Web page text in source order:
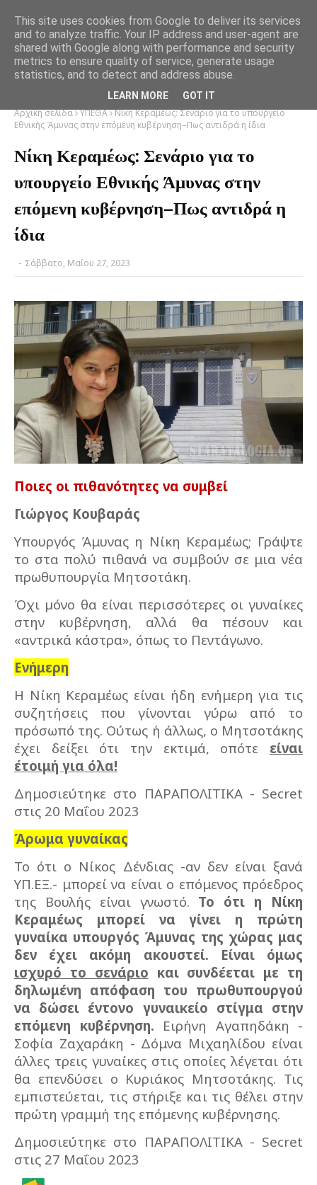
Αρχική σελίδα ΥΠΕΘΑ Νίκη Κεραμέως: Σενάριο για το υπουργείο
Εθνικής Άμυνας στην επόμενη κυβέρνηση–Πως αντιδρά η ίδια
Νίκη Κεραμέως: Σενάριο για το
υπουργείο Εθνικής Άμυνας στην
επόμενη κυβέρνηση–Πως αντιδρά η
ίδια
- Σάββατο, Μαΐου 27, 2023
Ποιες οι πιθανότητες να συμβεί
Γιώργος Κουβαράς
Υπουργός Άμυνας η Νίκη Κεραμέως; Γράψτε
το στα πολύ πιθανά να συμβούν σε μια νέα
πρωθυπουργία Μητσοτάκη.
Όχι µόνο θα είναι περισσότερες οι γυναίκες
στην κυβέρνηση, αλλά θα πέσουν και
«αντρικά κάστρα», όπως το Πεντάγωνο.
Ενήμερη
Η Νίκη Κεραμέως είναι ήδη ενήμερη για τις
συζητήσεις που γίνονται γύρω από το
πρόσωπό της. Ούτως ή άλλως, ο Μητσοτάκης
έχει δείξει ότι την εκτιμά, οπότε είναι
έτοιμή για όλα!
Δημοσιεύτηκε στο ΠΑΡΑΠΟΛΙΤΙΚΑ - Secret
στις 20 Μαΐου 2023
Άρωμα γυναίκας
Το ότι ο Νίκος Δένδιας -αν δεν είναι ξανά
ΥΠ.ΕΞ.- μπορεί να είναι ο επόμενος πρόεδρος
της Βουλής είναι γνωστό. Το ότι η Νίκη
Κεραμέως μπορεί να γίνει η πρώτη
γυναίκα υπουργός Άμυνας της χώρας μας
δεν έχει ακόμη ακουστεί. Είναι όμως
ισχυρό το σενάριο και συνδέεται με τη
δηλωμένη απόφαση του πρωθυπουργού
να δώσει έντονο γυναικείο στίγμα στην
επόμενη κυβέρνηση. Ειρήνη Αγαπηδάκη -
Σοφία Ζαχαράκη - Δόμνα Μιχαηλίδου είναι
άλλες τρεις γυναίκες στις οποίες λέγεται ότι
θα επενδύσει ο Κυριάκος Μητσοτάκης. Τις
εμπιστεύεται, τις στήριξε και τις θέλει στην
πρώτη γραμμή της επόμενης κυβέρνησης.
Δημοσιεύτηκε στο ΠΑΡΑΠΟΛΙΤΙΚΑ - Secret
στις 27 Μαΐου 2023
This site uses cookies from Google to deliver its services
and to analyze traffic. Your IP address and user-agent are
shared with Google along with performance and security
metrics to ensure quality of service, generate usage
statistics, and to detect and address abuse.
LEARN MORE GOT IT